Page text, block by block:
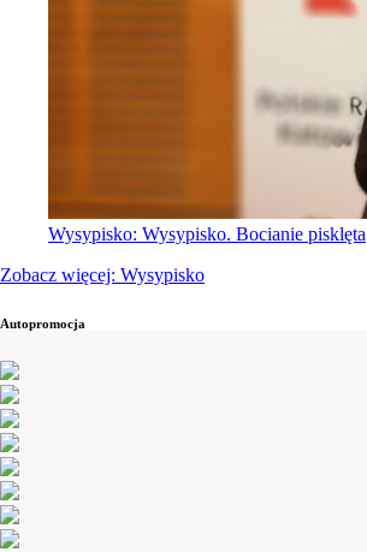
Wysypisko: Wysypisko. Bocianie pisklęta
Zobacz więcej: Wysypisko
Autopromocja